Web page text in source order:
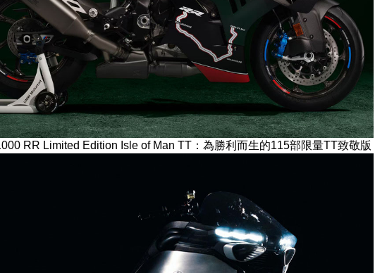
RR Limited Edition Isle of Man TT：為勝利而生的115部限量TT致敬版